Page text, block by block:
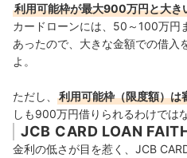
利用可能枠が最大900万円と大き
カードローンには、50～100万円
あったので、大きな金額での借入
よ。
ただし、 利用可能枠（限度額）は
しも900万円借りられるわけでは
JCB CARD LOAN
金利の低さが目を惹く、JCB